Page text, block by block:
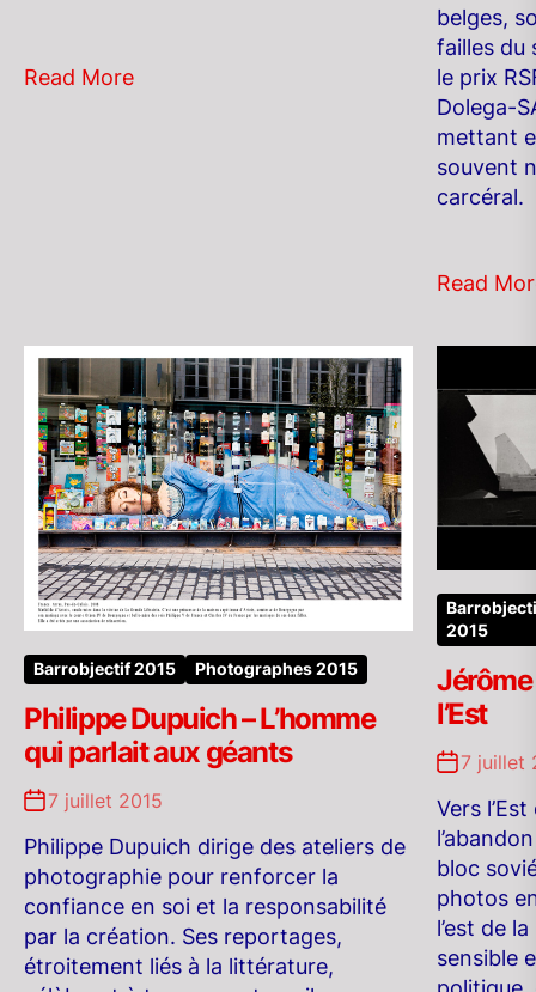
Read More
belges,
failles du
le prix
Dolega-
mettant
souvent
carcéral.
Read
Barrobjectif 2015 Photographes 2015
Philippe Dupuich – L’homme
qui parlait aux géants
7 juillet 2015
Philippe Dupuich dirige des ateliers de
photographie pour renforcer la
confiance en soi et la responsabilité
par la création. Ses reportages,
étroitement liés à la littérature,
2015
Jérôme
l’Est
7 juillet
Vers
bloc
photos
l’est de
sensible